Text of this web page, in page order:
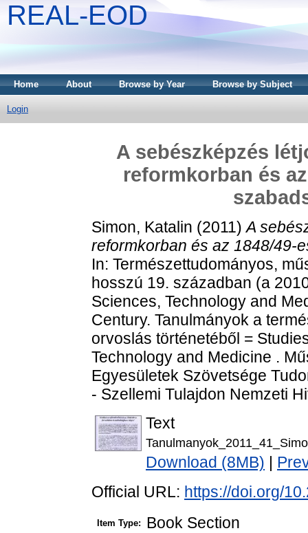
REAL-EOD
Home About Browse by Year Browse by Subject
Login
A sebészképzés
reformkorban és
Simon, Katalin (2011)A
reformkorban és az 1848/49-
In: Természettudományos,
hosszú 19. században (a
Sciences, Technology and
Century. Tanulmányok a
orvoslás történetéből =
Technology and Medicine .
Egyesületek Szövetsége
- Szellemi Tulajdon Nemzeti
Text
Download (8MB)
Official URL: https://doi.org/
Item Type: Book Section